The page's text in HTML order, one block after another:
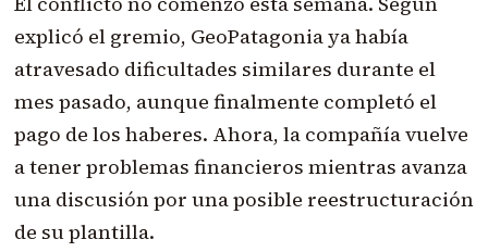
explicó el gremio, GeoPatagonia ya había
atravesado dificultades similares durante el
mes pasado, aunque finalmente completó el
pago de los haberes. Ahora, la compañía vuelve
a tener problemas financieros mientras avanza
una discusión por una posible reestructuración
de su plantilla.